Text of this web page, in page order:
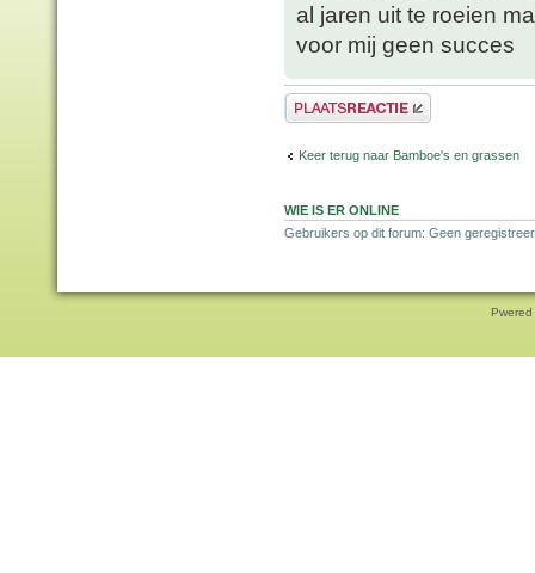
al jaren uit te roeien
voor mij geen succes
Plaats een reactie
Keer terug naar Bamboe's en grassen
WIE IS ER ONLINE
Gebruikers op dit forum: Geen